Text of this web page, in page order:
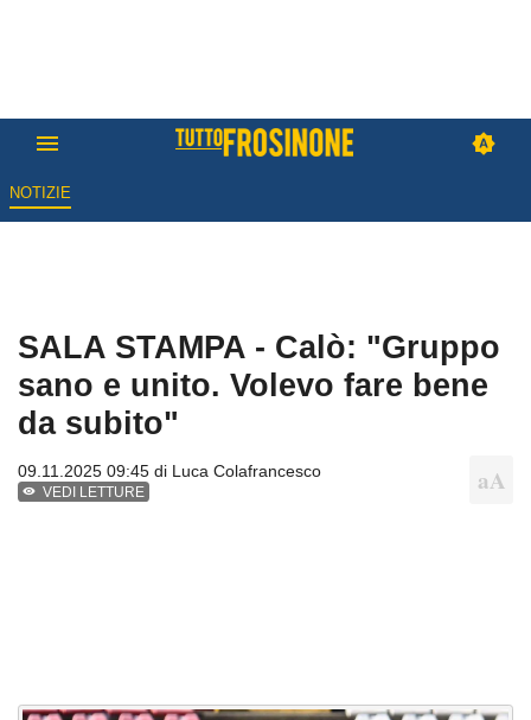
NOTIZIE
SALA STAMPA - Calò: "Gruppo
sano e unito. Volevo fare bene
da subito"
09.11.2025 09:45 di Luca Colafrancesco
VEDI LETTURE